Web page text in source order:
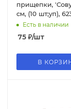
прищепки,
см, (10 шт;уп),
Есть в наличии
75 ₽/шт
В